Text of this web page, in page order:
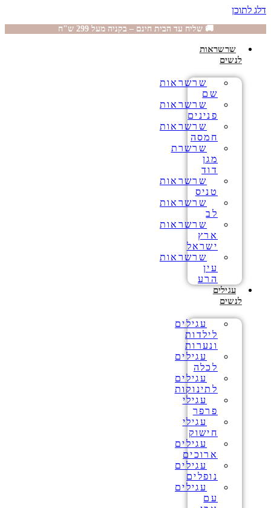
דלג לתוכן
🚚 שליח עד הבית חינם – בקניה מעל 299 ש"ח
שרשראות
לנשים
שרשראות
שם
שרשראות
פנינים
שרשראות
חמסה
שרשרת
מגן
דוד
שרשראות
טניס
שרשראות
לב
שרשראות
ארץ
ישראל
שרשראות
עין
הרע
עגילים
לנשים
עגילים
לילדות
ונערות
עגילים
לכלה
עגילים
לתינוקות
עגילי
פרפר
עגילי
חישוק
עגילים
ארוכים
עגילים
נופלים
עגילים
עם